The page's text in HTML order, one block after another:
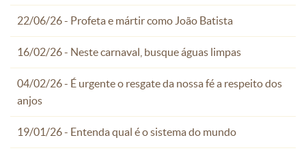
22/06/26 - Profeta e mártir como João Batista
16/02/26 - Neste carnaval, busque águas limpas
04/02/26 - É urgente o resgate da nossa fé a respeito dos
anjos
19/01/26 - Entenda qual é o sistema do mundo